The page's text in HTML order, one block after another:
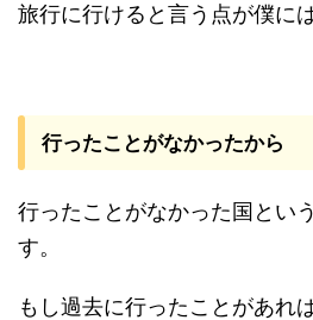
旅行に行けると言う点が僕に
行ったことがなかったから
行ったことがなかった国とい
す。
もし過去に行ったことがあれ